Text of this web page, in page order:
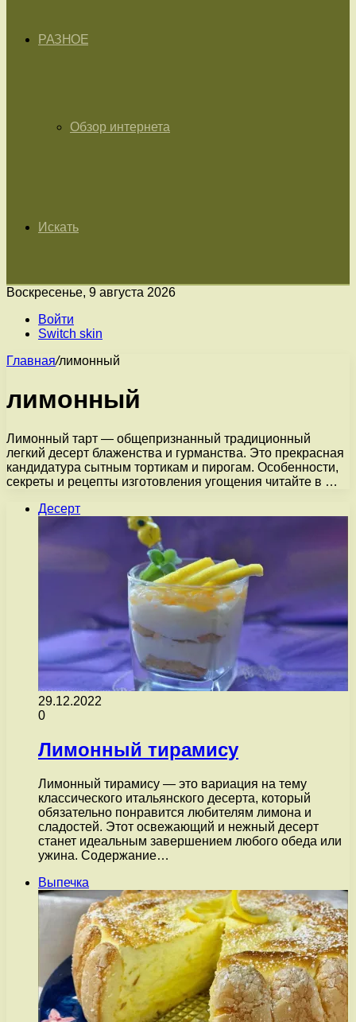
РАЗНОЕ
Обзор интернета
Искать
Воскресенье, 9 августа 2026
Войти
Switch skin
Главная/лимонный
лимонный
Лимонный тарт — общепризнанный традиционный
легкий десерт блаженства и гурманства. Это прекрасная
кандидатура сытным тортикам и пирогам. Особенности,
секреты и рецепты изготовления угощения читайте в …
Десерт
29.12.2022
0
Лимонный тирамису
Лимонный тирамису — это вариация на тему
классического итальянского десерта, который
обязательно понравится любителям лимона и
сладостей. Этот освежающий и нежный десерт
станет идеальным завершением любого обеда или
ужина. Содержание…
Выпечка